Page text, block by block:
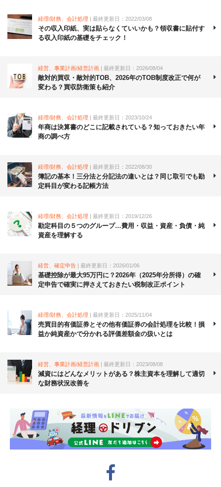
経理/財務、会計処理 | 最終更新日：2022/03/08
その収入印紙、実は貼らなくていいかも？領収書に貼付す
る収入印紙の基礎をチェック！
経営、事業計画/経営計画 | 最終更新日：2026/08/04
敵対的買収・敵対的TOB、2026年のTOB制度改正で何が
変わる？買収防衛策も紹介
経理/財務、会計処理 | 最終更新日：2023/10/24
年商は決算書のどこに記載されている？知っておきたい年
商の調べ方
経理/財務、会計処理 | 最終更新日：2022/08/30
簿記の基本！三分法と分記法の違いとは？同じ取引でも勘
定科目が変わる記帳方法
経理/財務、会計処理 | 最終更新日：2019/12/26
勘定科目の５つのグループ…費用・収益・資産・負債・純
資産を理解する
経営、確定申告 | 最終更新日：2026/01/06
基礎控除が最大95万円に？2026年（2025年分所得）の確
定申告で確実に押さえておきたい税制改正ポイント
経理/財務、会計処理 | 最終更新日：2025/11/04
売買目的有価証券とその他有価証券の会計処理を比較！損
益か純資産かで分かれる評価差額金の扱いとは
経営、事業計画/経営計画 | 最終更新日：2023/08/08
減資にはどんなメリットがある？株主資本を理解して適切
な財務状況改善を